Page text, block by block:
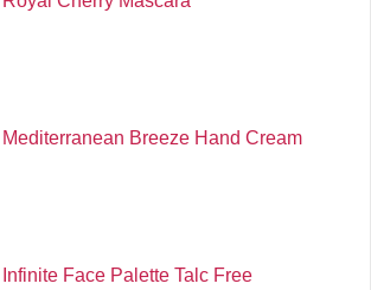
Mediterranean Breeze Hand Cream
Infinite Face Palette Talc Free